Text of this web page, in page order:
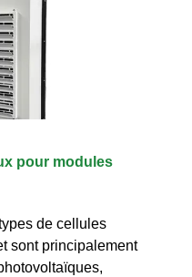
pour modules
de cellules
sont principalement